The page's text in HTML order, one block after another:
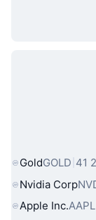
GoldGOLD 41
Nvidia Corp
Apple Inc.AAPL